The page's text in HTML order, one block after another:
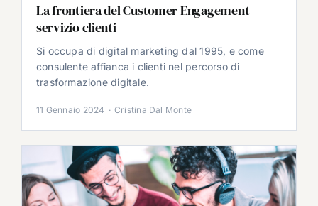
La frontiera del Customer Engagement
servizio clienti
Si occupa di digital marketing dal 1995, e come
consulente affianca i clienti nel percorso di
trasformazione digitale.
11 Gennaio 2024 · Cristina Dal Monte